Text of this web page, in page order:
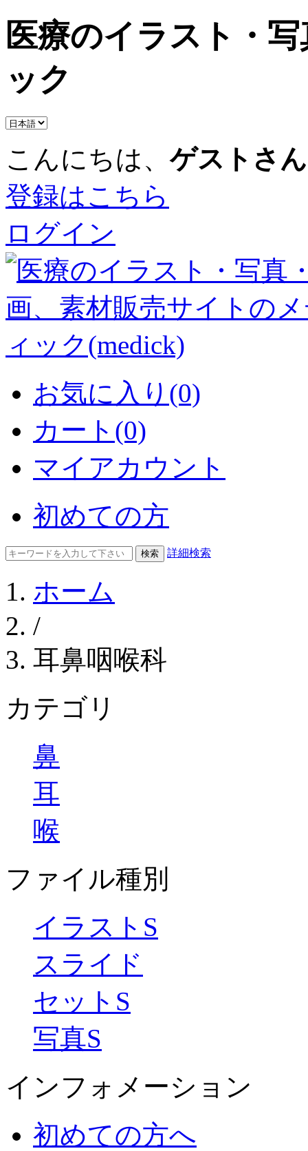
医療のイラスト・
ック
こんにちは、ゲストさん
登録はこちら
ログイン
お気に入り(0)
カート(0)
マイアカウント
初めての方
詳細検索
ホーム
/
耳鼻咽喉科
カテゴリ
鼻
耳
喉
ファイル種別
イラストS
スライド
セットS
写真S
インフォメーション
初めての方へ